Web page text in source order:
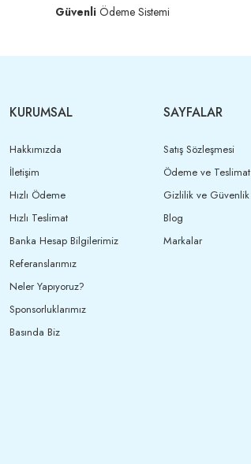
Güvenli Ödeme Sistemi
KURUMSAL
Hakkımızda
İletişim
Hızlı Ödeme
Hızlı Teslimat
Banka Hesap Bilgilerimiz
Referanslarımız
Neler Yapıyoruz?
Sponsorluklarımız
Basında Biz
SAYFALAR
Satış Sözleşmesi
Ödeme ve Teslimat
Gizlilik ve Güvenlik
Blog
Markalar